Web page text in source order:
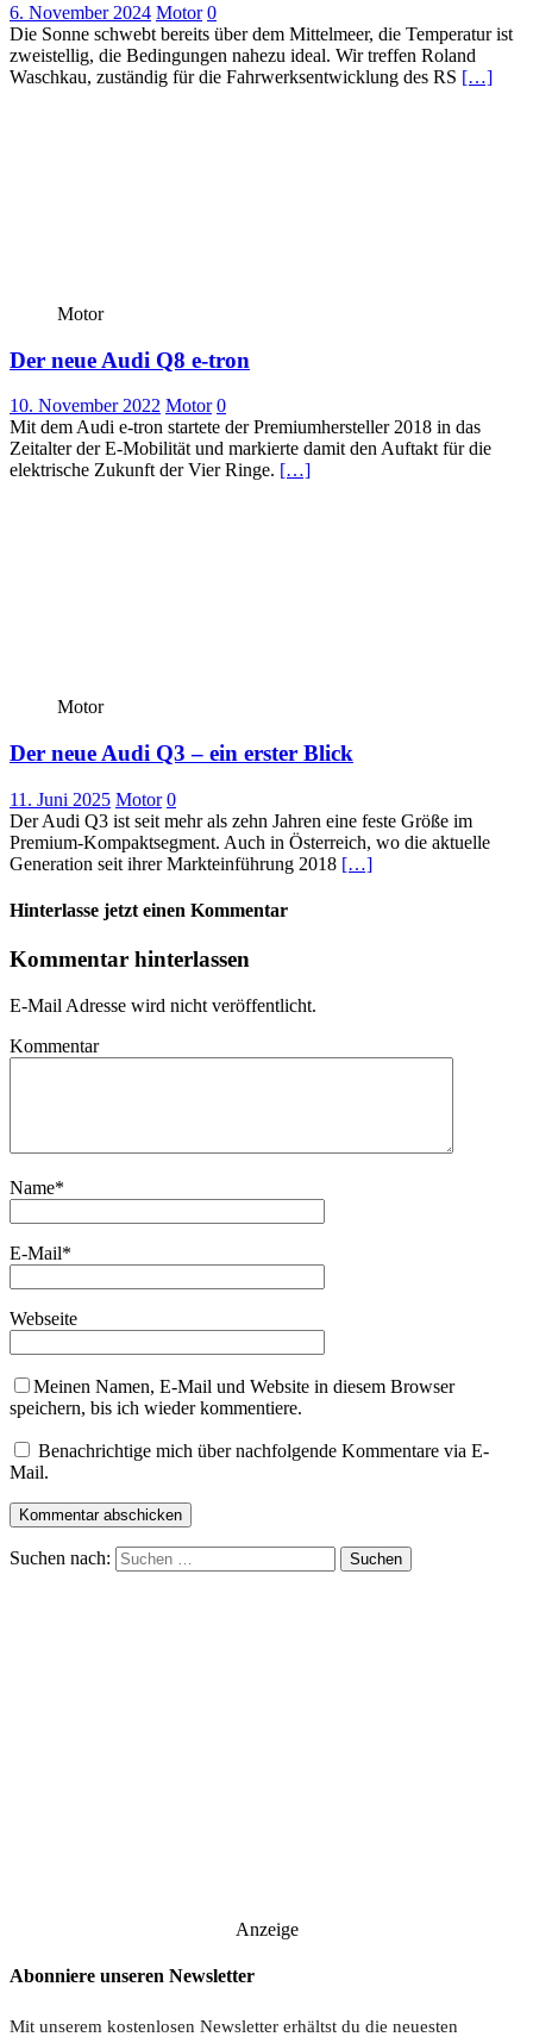
6. November 2024 Motor 0
Die Sonne schwebt bereits über dem Mittelmeer, die Temperatur ist
zweistellig, die Bedingungen nahezu ideal. Wir treffen Roland
Waschkau, zuständig für die Fahrwerksentwicklung des RS […]
Motor
Der neue Audi Q8 e-tron
10. November 2022 Motor 0
Mit dem Audi e-tron startete der Premiumhersteller 2018 in das
Zeitalter der E-Mobilität und markierte damit den Auftakt für die
elektrische Zukunft der Vier Ringe. […]
Motor
Der neue Audi Q3 – ein erster Blick
11. Juni 2025 Motor 0
Der Audi Q3 ist seit mehr als zehn Jahren eine feste Größe im
Premium-Kompaktsegment. Auch in Österreich, wo die aktuelle
Generation seit ihrer Markteinführung 2018 […]
Hinterlasse jetzt einen Kommentar
Kommentar hinterlassen
E-Mail Adresse wird nicht veröffentlicht.
Kommentar
Name*
E-Mail*
Webseite
Meinen Namen, E-Mail und Website in diesem Browser
speichern, bis ich wieder kommentiere.
Benachrichtige mich über nachfolgende Kommentare via E-
Mail.
Suchen nach:
Anzeige
Abonniere unseren Newsletter
Mit unserem kostenlosen Newsletter erhältst du die neuesten